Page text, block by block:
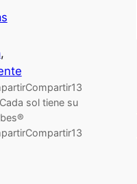
sol tiene su